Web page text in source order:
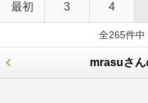
最初 3 4
全265件中
mrasuさん